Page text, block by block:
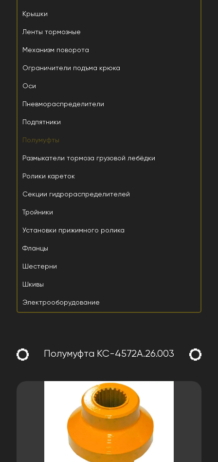
Крышки
Ленты тормозные
Механизм поворота
Ограничители подъма крюка
Оси
Пневмораспределители
Подпятники
Полумуфты
Размыкатели тормоза грузовой лебёдки
Ролики кареток
Секции гидрораспределителей
Тройники
Установки прижимного ролика
Фланцы
Шестерни
Шкивы
Электрооборудование
Полумуфта КС-4572А.26.003